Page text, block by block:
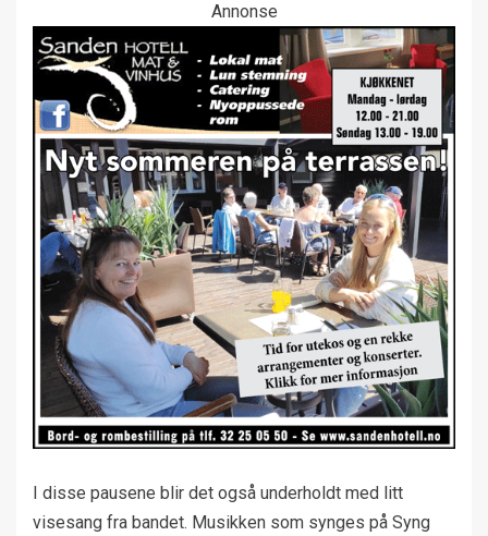
Annonse
I disse pausene blir det også underholdt med litt
visesang fra bandet. Musikken som synges på Syng